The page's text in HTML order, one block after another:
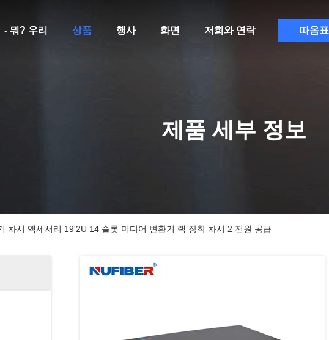
- 뭐? 우리 상품 행사 화면 저희와 연락 따옴표
제품 세부 정보
차시 액세서리 19'2U 14 슬롯 미디어 변환기 랙 장착 차시 2 전원 공급